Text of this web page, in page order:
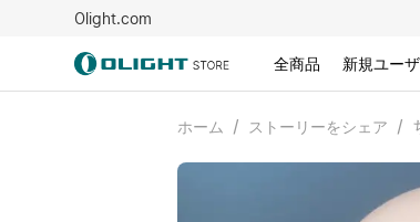
Olight.com
全商品 新規ユー
ホーム / ストーリーをシェア /